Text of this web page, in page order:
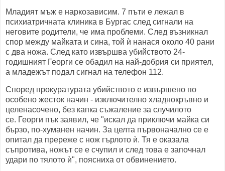
Младият мъж е наркозависим. 7 пъти е лежал в
психиатричната клиника в Бургас след сигнали на
неговите родители, че има проблеми. След възникнал
спор между майката и сина, той ѝ нанася около 40 рани
с два ножа. След като извършва убийството 24-
годишният Георги се обадил на най-добрия си приятел,
а младежът подал сигнал на телефон 112.
Според прокуратурата убийството е извършено по
особено жесток начин - изключително хладнокръвно и
целенасочено, без капка съжаление за случилото
се. Георги пък заявил, че "искал да приключи майка си
бързо, по-хуманен начин. За целта първоначално се е
опитал да пререже с нож гърлото ѝ. Тя е оказала
съпротива, ножът се е счупил и след това е започнал
удари по тялото ѝ", поясниха от обвинението.